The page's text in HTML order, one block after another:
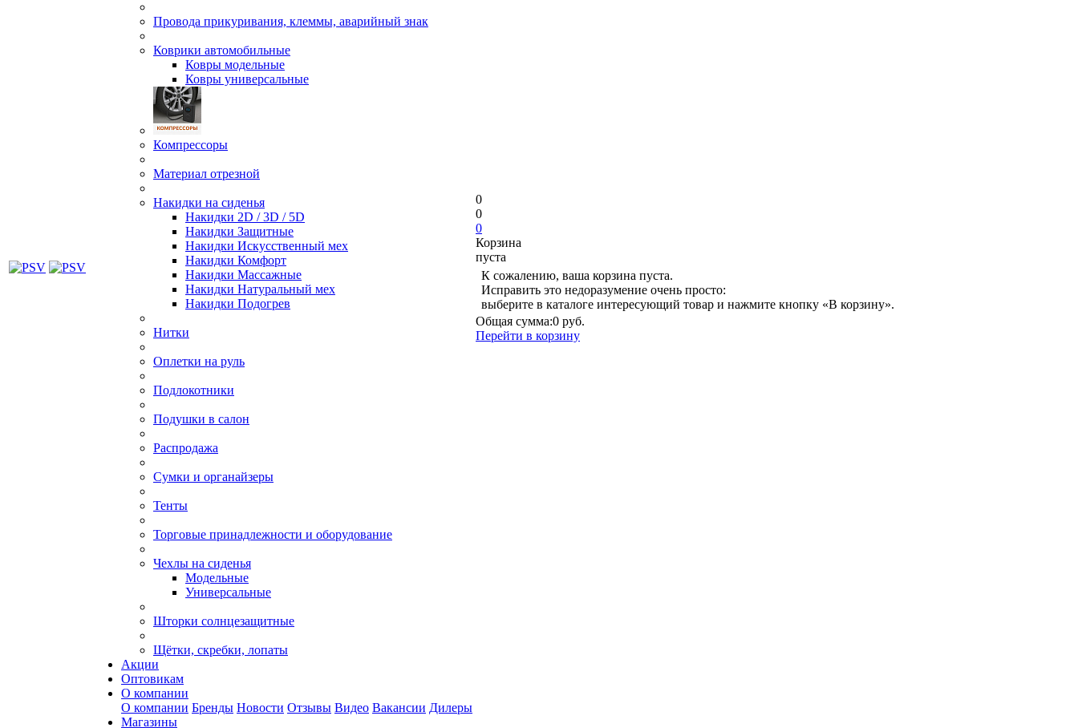
Провода прикуривания, клеммы, аварийный знак
Коврики автомобильные
Ковры модельные
Ковры универсальные
Компрессоры
Материал отрезной
Накидки на сиденья
Накидки 2D / 3D / 5D
Накидки Защитные
Накидки Искусственный мех
Накидки Комфорт
Накидки Массажные
Накидки Натуральный мех
Накидки Подогрев
Нитки
Оплетки на руль
Подлокотники
Подушки в салон
Распродажа
Сумки и органайзеры
Тенты
Торговые принадлежности и оборудование
Чехлы на сиденья
Модельные
Универсальные
Шторки солнцезащитные
Щётки, скребки, лопаты
Акции
Оптовикам
О компании
О компании Бренды Новости Отзывы Видео Вакансии Дилеры
Магазины
0
0
0
Корзина
пуста
К сожалению, ваша корзина пуста.
Исправить это недоразумение очень просто:
выберите в каталоге интересующий товар и нажмите кнопку «В корзину».
Общая сумма:0 руб.
Перейти в корзину